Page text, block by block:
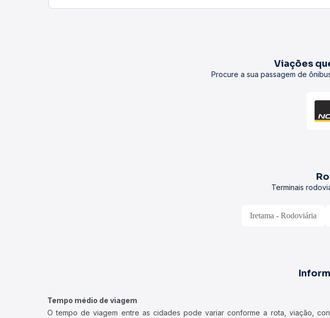
Viações
Procure a sua passagem de
Terminais
Iretama - Rodoviária
Tempo médio de viagem
O tempo de viagem entre as cidades pode variar conforme a rota, viação,